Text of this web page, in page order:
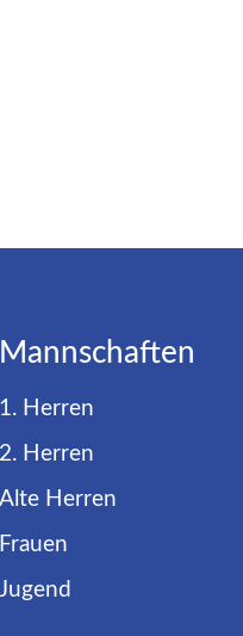
Mannschaften
1. Herren
2. Herren
Alte Herren
Frauen
Jugend